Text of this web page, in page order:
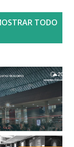
TODO